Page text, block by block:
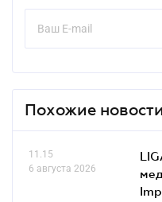
Похожие новости
11.15
6 августа 2026